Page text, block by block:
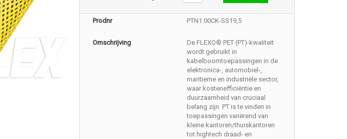
Prodnr PTN1.00CK-SS19,5
Omschrijving
De FLEXO® PET (PT)-kwaliteit
wordt gebruikt in
kabelboomtoepassingen in de
elektronica-, automobiel-,
maritieme en industriële sector,
waar kostenefficiëntie en
duurzaamheid van cruciaal
belang zijn. PT is te vinden in
toepassingen variërend van
kleine kantoren/thuiskantoren
tot hightech draad- en